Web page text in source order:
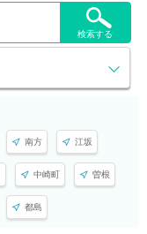
検索する
南方 江坂
中崎町 曽根
都島